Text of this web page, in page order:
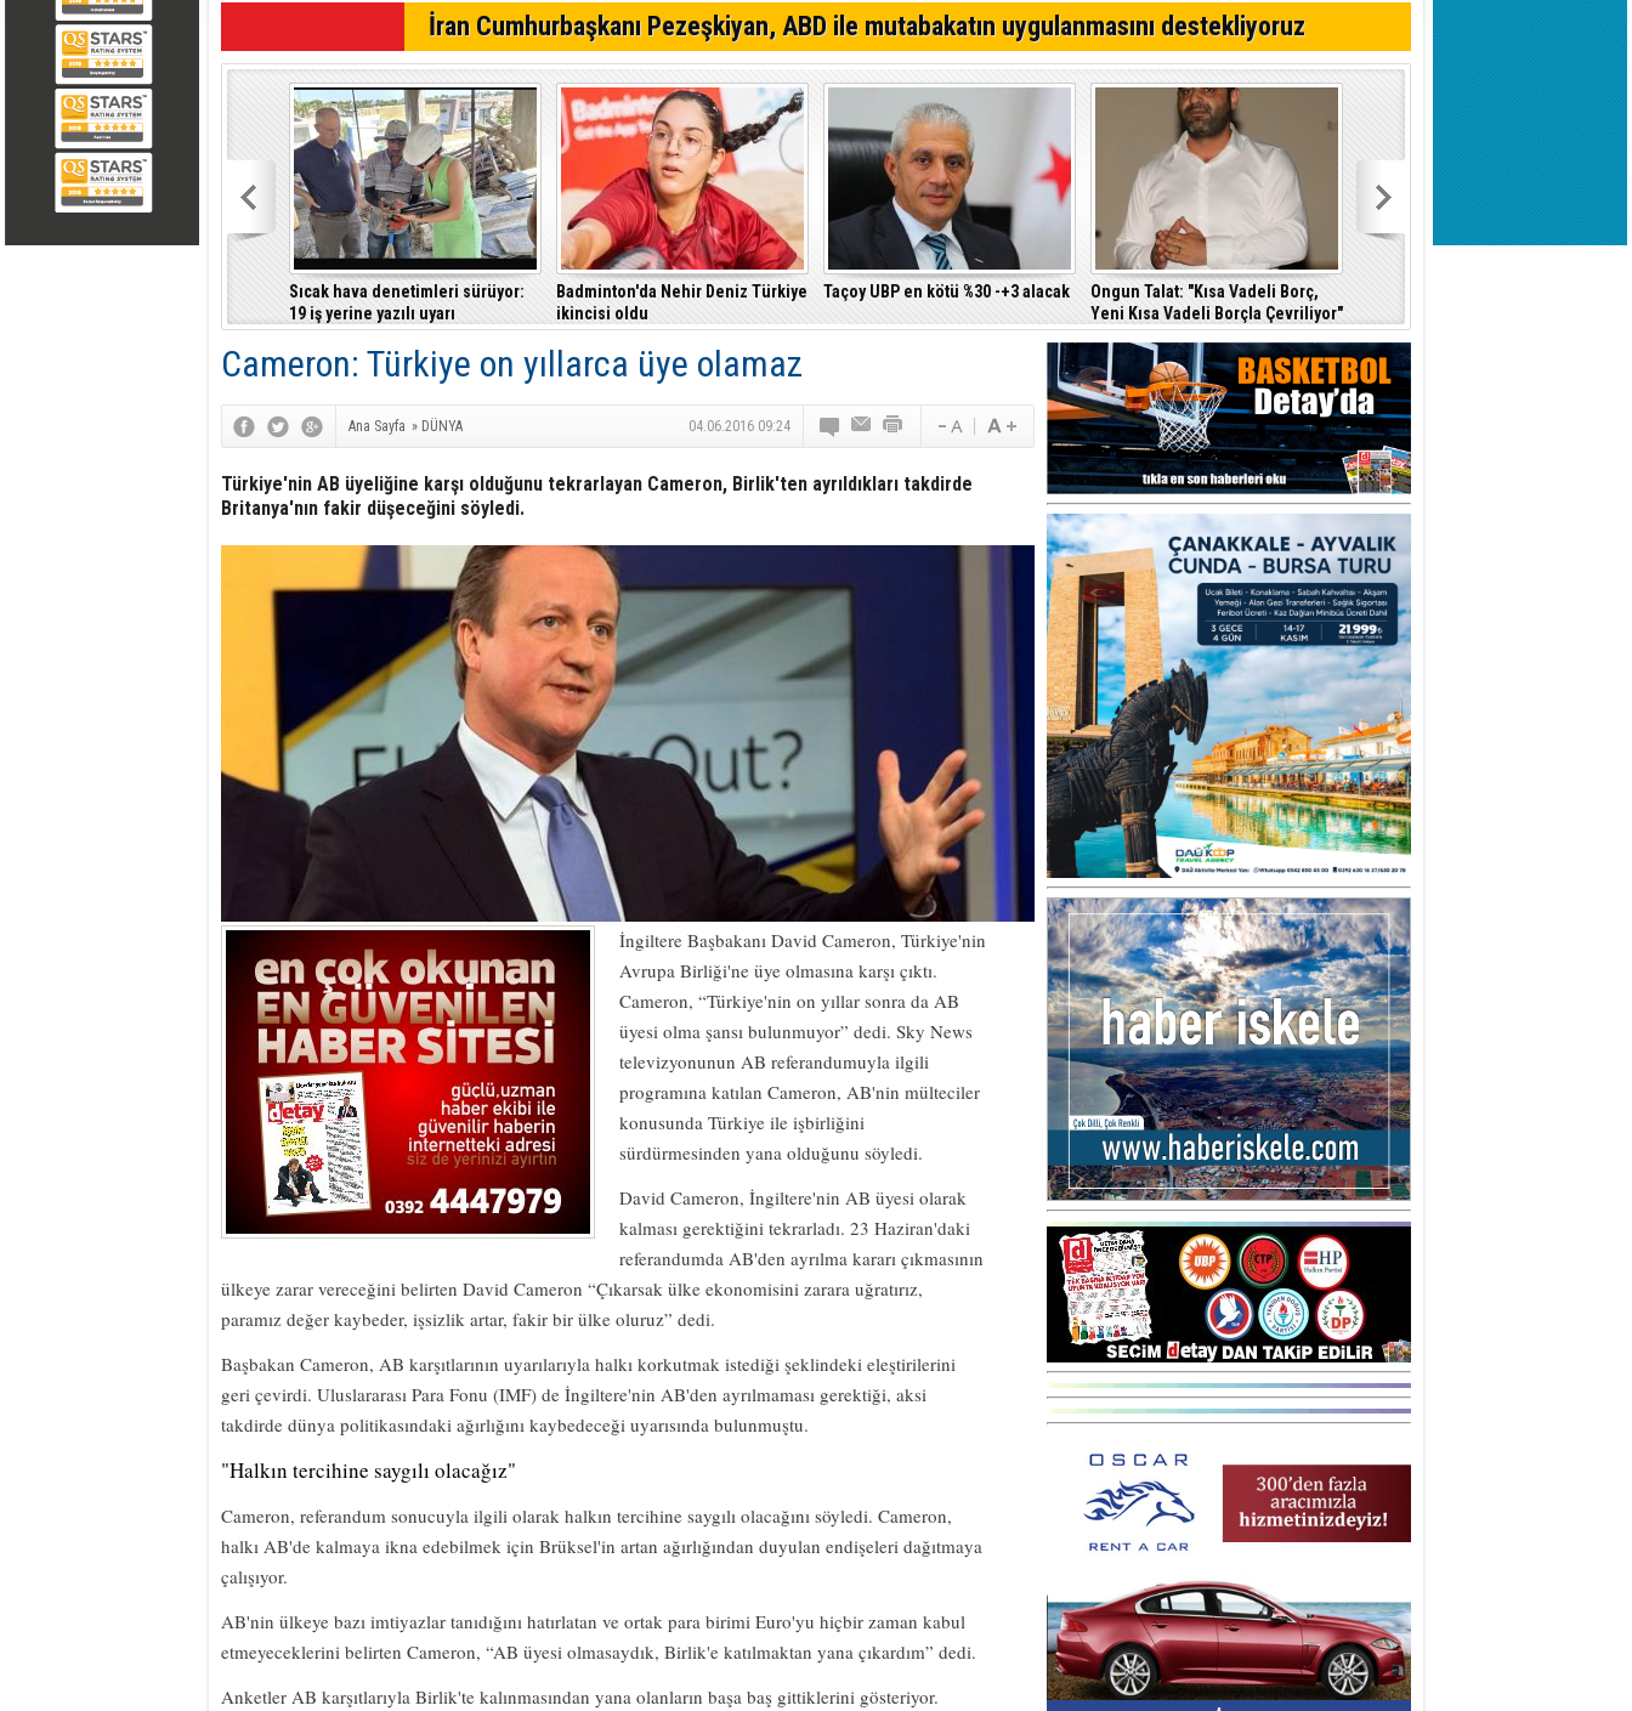
İran Cumhurbaşkanı Pezeşkiyan, ABD ile mutabakatın uygulanmasını destekliyoruz
Sıcak hava denetimleri sürüyor:
19 iş yerine yazılı uyarı
Badminton'da Nehir Deniz Türkiye
ikincisi oldu
Taçoy UBP en kötü %30 -+3 alacak
Ongun Talat: "Kısa Vadeli Borç,
Yeni Kısa Vadeli Borçla Çevriliyor"
Cameron: Türkiye on yıllarca üye olamaz
Ana Sayfa » DÜNYA 04.06.2016 09:24
Türkiye'nin AB üyeliğine karşı olduğunu tekrarlayan Cameron, Birlik'ten ayrıldıkları takdirde
Britanya'nın fakir düşeceğini söyledi.
İngiltere Başbakanı David Cameron, Türkiye'nin
Avrupa Birliği'ne üye olmasına karşı çıktı.
Cameron, “Türkiye'nin on yıllar sonra da AB
üyesi olma şansı bulunmuyor” dedi. Sky News
televizyonunun AB referandumuyla ilgili
programına katılan Cameron, AB'nin mülteciler
konusunda Türkiye ile işbirliğini
sürdürmesinden yana olduğunu söyledi.
David Cameron, İngiltere'nin AB üyesi olarak
kalması gerektiğini tekrarladı. 23 Haziran'daki
referandumda AB'den ayrılma kararı çıkmasının
ülkeye zarar vereceğini belirten David Cameron “Çıkarsak ülke ekonomisini zarara uğratırız,
paramız değer kaybeder, işsizlik artar, fakir bir ülke oluruz” dedi.
Başbakan Cameron, AB karşıtlarının uyarılarıyla halkı korkutmak istediği şeklindeki eleştirilerini
geri çevirdi. Uluslararası Para Fonu (IMF) de İngiltere'nin AB'den ayrılmaması gerektiği, aksi
takdirde dünya politikasındaki ağırlığını kaybedeceği uyarısında bulunmuştu.
"Halkın tercihine saygılı olacağız"
Cameron, referandum sonucuyla ilgili olarak halkın tercihine saygılı olacağını söyledi. Cameron,
halkı AB'de kalmaya ikna edebilmek için Brüksel'in artan ağırlığından duyulan endişeleri dağıtmaya
çalışıyor.
AB'nin ülkeye bazı imtiyazlar tanıdığını hatırlatan ve ortak para birimi Euro'yu hiçbir zaman kabul
etmeyeceklerini belirten Cameron, “AB üyesi olmasaydık, Birlik'e katılmaktan yana çıkardım” dedi.
Anketler AB karşıtlarıyla Birlik'te kalınmasından yana olanların başa baş gittiklerini gösteriyor.
Ayşegül Garabli
SORU İŞARETLERİYLE DOLU BİR